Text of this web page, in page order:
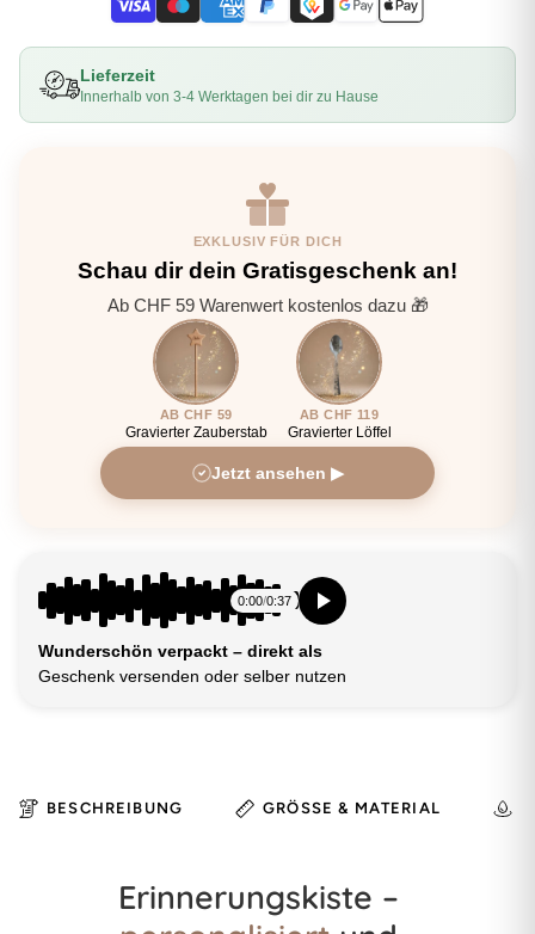
Lieferzeit
Innerhalb von 3-4 Werktagen bei dir zu Hause
EXKLUSIV FÜR DICH
Schau dir dein Gratisgeschenk an!
Ab CHF 59 Warenwert kostenlos dazu 🎁
AB CHF 59
Gravierter Zauberstab
AB CHF 119
Gravierter Löffel
Jetzt ansehen ▶
0:00/0:37
Wunderschön verpackt – direkt als
Geschenk versenden oder selber nutzen
BESCHREIBUNG GRÖSSE & MATERIAL
Erinnerungskiste –